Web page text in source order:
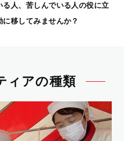
る人、苦しんでいる人の役に立
移してみませんか？
ィアの種類